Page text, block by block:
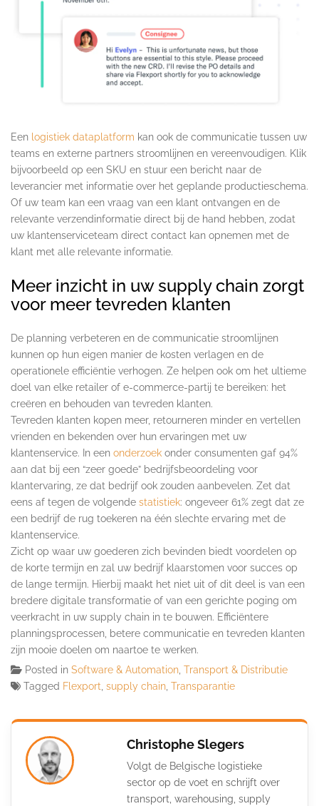
Een logistiek dataplatform kan ook de communicatie tussen uw
teams en externe partners stroomlijnen en vereenvoudigen. Klik
bijvoorbeeld op een SKU en stuur een bericht naar de
leverancier met informatie over het geplande productieschema.
Of uw team kan een vraag van een klant ontvangen en de
relevante verzendinformatie direct bij de hand hebben, zodat
uw klantenserviceteam direct contact kan opnemen met de
klant met alle relevante informatie.
Meer inzicht in uw supply chain zorgt
voor meer tevreden klanten
De planning verbeteren en de communicatie stroomlijnen
kunnen op hun eigen manier de kosten verlagen en de
operationele efficiëntie verhogen. Ze helpen ook om het ultieme
doel van elke retailer of e-commerce-partij te bereiken: het
creëren en behouden van tevreden klanten.
Tevreden klanten kopen meer, retourneren minder en vertellen
vrienden en bekenden over hun ervaringen met uw
klantenservice. In een onderzoek onder consumenten gaf 94%
aan dat bij een “zeer goede” bedrijfsbeoordeling voor
klantervaring, ze dat bedrijf ook zouden aanbevelen. Zet dat
eens af tegen de volgende statistiek: ongeveer 61% zegt dat ze
een bedrijf de rug toekeren na één slechte ervaring met de
klantenservice.
Zicht op waar uw goederen zich bevinden biedt voordelen op
de korte termijn en zal uw bedrijf klaarstomen voor succes op
de lange termijn. Hierbij maakt het niet uit of dit deel is van een
bredere digitale transformatie of van een gerichte poging om
veerkracht in uw supply chain in te bouwen. Efficiëntere
planningsprocessen, betere communicatie en tevreden klanten
zijn mooie doelen om naartoe te werken.
Posted in Software & Automation Transport & Distributie
Tagged Flexport supply chain Transparantie
Christophe Slegers
Volgt de Belgische logistieke
sector op de voet en schrijft over
transport, warehousing, supply